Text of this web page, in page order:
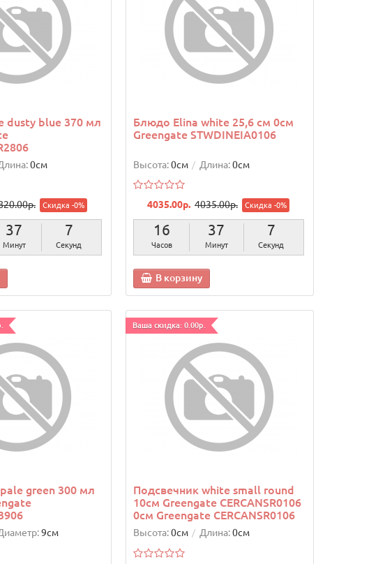
dusty blue 370 мл
0см
Скидка -0%
37
Минут
6
Секунд
Блюдо Elina white 25,6 см 0см
Greengate STWDINEIA0106
Высота:0см Длина:0см
4035.00р. 4035.00р. Скидка -0%
16
Часов
37
Минут
6
Секунд
В корзину
green 300 мл
9см
Ваша скидка: 0.00р.
Подсвечник white small round
10см Greengate CERCANSR0106
0см Greengate CERCANSR0106
Высота:0см Длина:0см